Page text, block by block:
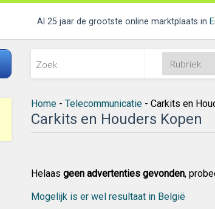
Al 25 jaar de grootste online marktplaats in
Home- Telecommunicatie- Carkits en
Carkits en Houders Kopen
Helaas geen advertenties gevonden,
Mogelijk is er wel resultaat in België